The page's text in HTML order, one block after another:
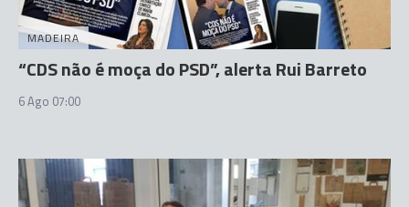
MADEIRA
“CDS não é moça do PSD”, alerta Rui Barreto
6 Ago 07:00